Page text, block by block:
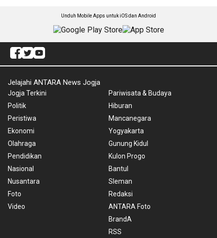
Unduh Mobile Apps untuk iOS dan Android
Jelajahi ANTARA News Jogja
Jogja Terkini
Politik
Peristiwa
Ekonomi
Olahraga
Pendidikan
Nasional
Nusantara
Foto
Video
Pariwisata & Budaya
Hiburan
Mancanegara
Yogyakarta
Gunung Kidul
Kulon Progo
Bantul
Sleman
Redaksi
ANTARA Foto
BrandA
RSS